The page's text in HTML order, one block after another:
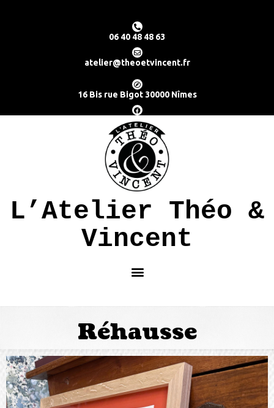
06 40 48 48 63
atelier@theoetvincent.fr
16 Bis rue Bigot 30000 Nîmes
L’Atelier Théo &
Vincent
Réhausse